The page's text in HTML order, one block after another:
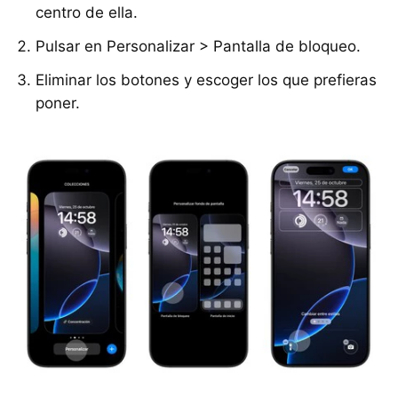
centro de ella.
Pulsar en Personalizar > Pantalla de bloqueo.
Eliminar los botones y escoger los que prefieras
poner.